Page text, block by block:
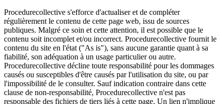
Procedurecollective s'efforce d'actualiser et de compléter
régulièrement le contenu de cette page web, issu de sources
publiques. Malgré ce soin et cette attention, il est possible que le
contenu soit incomplet et/ou incorrect. Procedurecollective fournit le
contenu du site en l'état ("As is"), sans aucune garantie quant à sa
fiabilité, son adéquation à un usage particulier ou autre.
Procedurecollective décline toute responsabilité pour les dommages
causés ou susceptibles d'être causés par l'utilisation du site, ou par
l'impossibilité de le consulter. Sauf indication contraire dans cette
clause de non-responsabilité, Procedurecollective n'est pas
responsable des fichiers de tiers liés à cette page. Un lien n'implique